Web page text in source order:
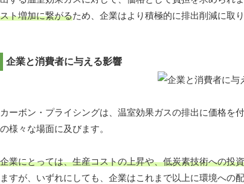
スト増加に繋がるため、企業はより積極的に排出削減に取
企業と消費者に与える影響
カーボン・プライシングは、温室効果ガスの排出に価格を
の様々な場面に及びます。
企業にとっては、生産コストの上昇や、低炭素技術への投
ますが、いずれにしても、企業はこれまで以上に環境への